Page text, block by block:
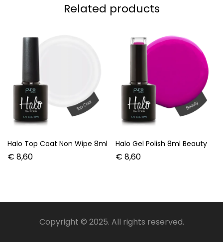
Related products
Halo Top Coat Non Wipe 8ml
€ 8,60
Halo Gel Polish 8ml Beauty
€ 8,60
Copyright © 2025. All rights reserved.